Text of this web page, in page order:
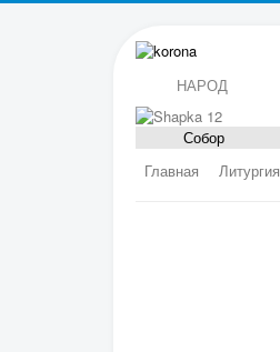
НАРОД
Собор
Главная
Литургия